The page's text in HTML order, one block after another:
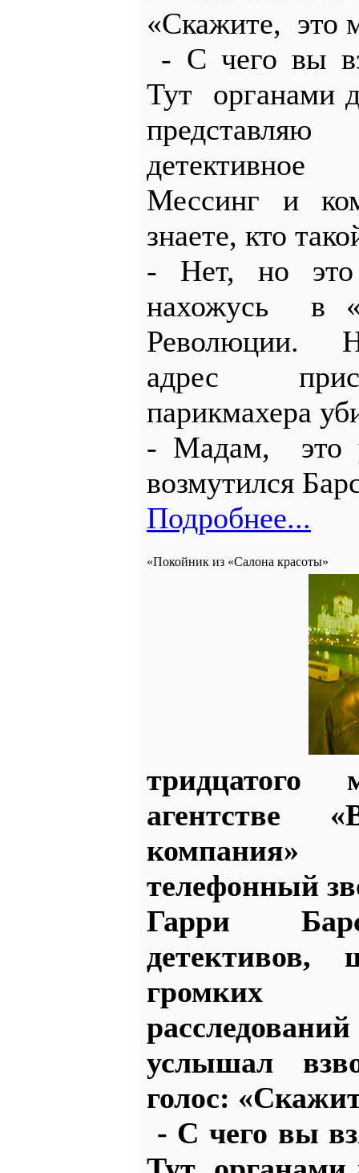
«Скажите, это
- С чего вы
Тут органами
Мессинг и
знаете, кто
- Нет, но
нахожусь в
Революции.
адрес
парикмахера
- Мадам, это
возмутился
Подробнее...
«Покойник из «Салона красоты»
тридцатого
агентстве
компания»
телефонный
Гарри
детективов,
громких
услышал
голос:
- С чего вы